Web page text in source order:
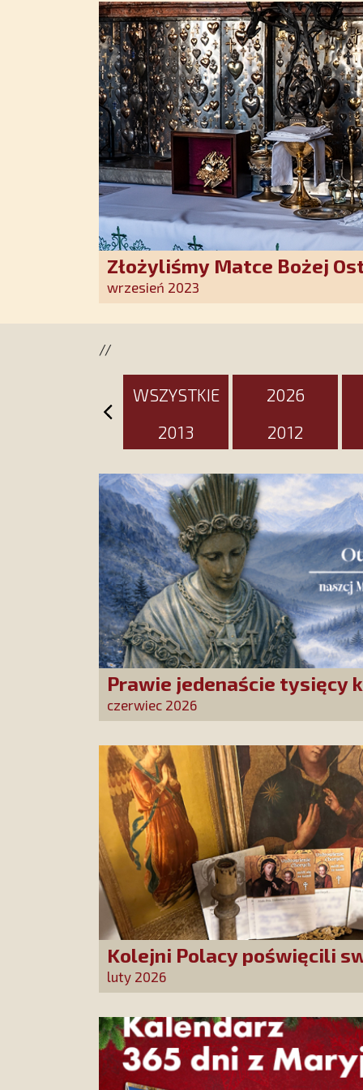
Złożyliśmy Matce Bożej
pozłacane wotum
wrzesień 2023
//
WSZYSTKIE 2026
2013
2012
Prawie jedenaście tysięcy
Stowarzyszenia złożonych
czerwiec 2026
Kolejni Polacy poświęcili
Bożej Uzdrowienie Chorych!
luty 2026